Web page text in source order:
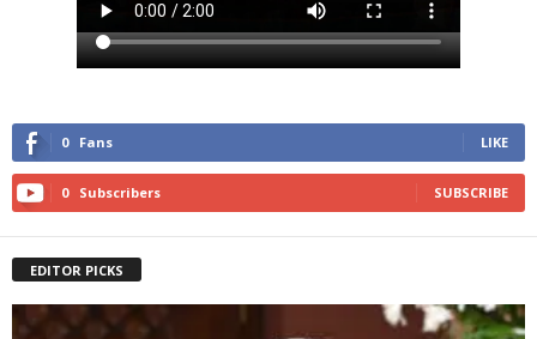
0 Fans LIKE
0 Subscribers SUBSCRIBE
EDITOR PICKS